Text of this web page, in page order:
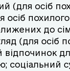
(для осіб
похилого
до
(для осіб
соціальний